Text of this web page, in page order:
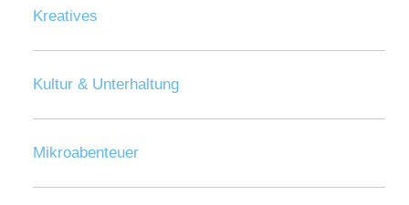
Kreatives
Kultur & Unterhaltung
Mikroabenteuer